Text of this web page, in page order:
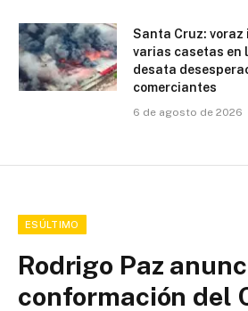
Santa Cruz:
varias casetas en
desata
comerciantes
6 de agosto de 2026
ESÚLTIMO
Rodrigo Paz
conformación del